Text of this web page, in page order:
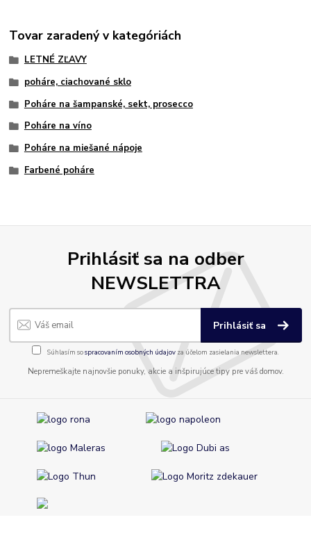
Tovar zaradený v kategóriách
LETNÉ ZĽAVY
poháre, ciachované sklo
Poháre na šampanské, sekt, prosecco
Poháre na víno
Poháre na miešané nápoje
Farbené poháre
Prihlásiť sa na odber
NEWSLETTRA
Prihlásiť sa
Súhlasím sospracovaním osobných údajov za účelom zasielania newslettera.
Nepremeškajte najnovšie ponuky, akcie a inšpirujúce tipy pre váš domov.